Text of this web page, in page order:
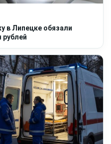
в Липецке обязали
рублей